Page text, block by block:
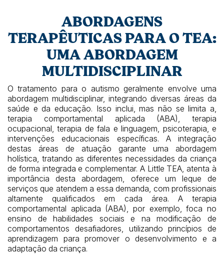
ABORDAGENS
TERAPÊUTICAS PARA O TEA:
UMA ABORDAGEM
MULTIDISCIPLINAR
O tratamento para o autismo geralmente envolve uma
abordagem multidisciplinar, integrando diversas áreas da
saúde e da educação. Isso inclui, mas não se limita a,
terapia comportamental aplicada (ABA), terapia
ocupacional, terapia de fala e linguagem, psicoterapia, e
intervenções educacionais específicas. A integração
destas áreas de atuação garante uma abordagem
holística, tratando as diferentes necessidades da criança
de forma integrada e complementar. A Little TEA, atenta à
importância desta abordagem, oferece um leque de
serviços que atendem a essa demanda, com profissionais
altamente qualificados em cada área. A terapia
comportamental aplicada (ABA), por exemplo, foca no
ensino de habilidades sociais e na modificação de
comportamentos desafiadores, utilizando princípios de
aprendizagem para promover o desenvolvimento e a
adaptação da criança.